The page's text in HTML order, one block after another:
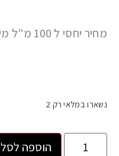
מחיר יחסי ל 100 מ"ל משקה – 15.71
נשארו במלאי רק 2
הוספה לסל